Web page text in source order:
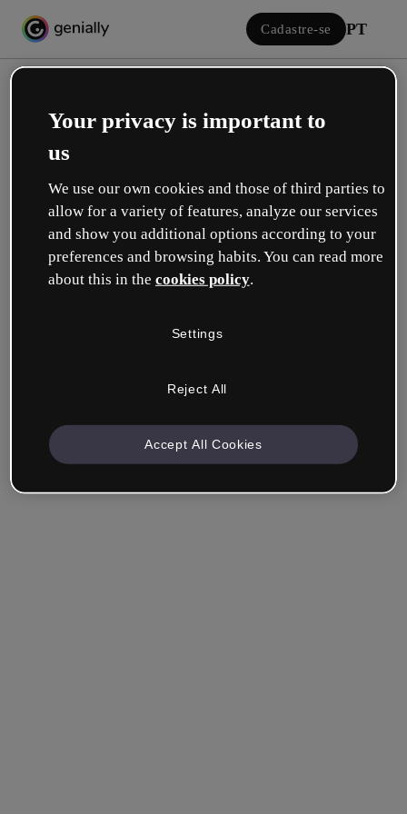
Cadastre-se PT
Iniciar sessão
Inicie sessão com o Google
Mantenha-me conectado Esqueceu sua senha?
Your privacy is important to
us
We use our own cookies and those of third parties to
allow for a variety of features, analyze our services
and show you additional options according to your
preferences and browsing habits. You can read more
about this in the cookies policy.
Settings
Reject All
Accept All Cookies